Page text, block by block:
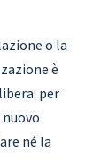
o la
è
per
né la